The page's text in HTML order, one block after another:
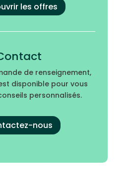
les offres
de renseignement,
disponible pour vous
personnalisés.
nous